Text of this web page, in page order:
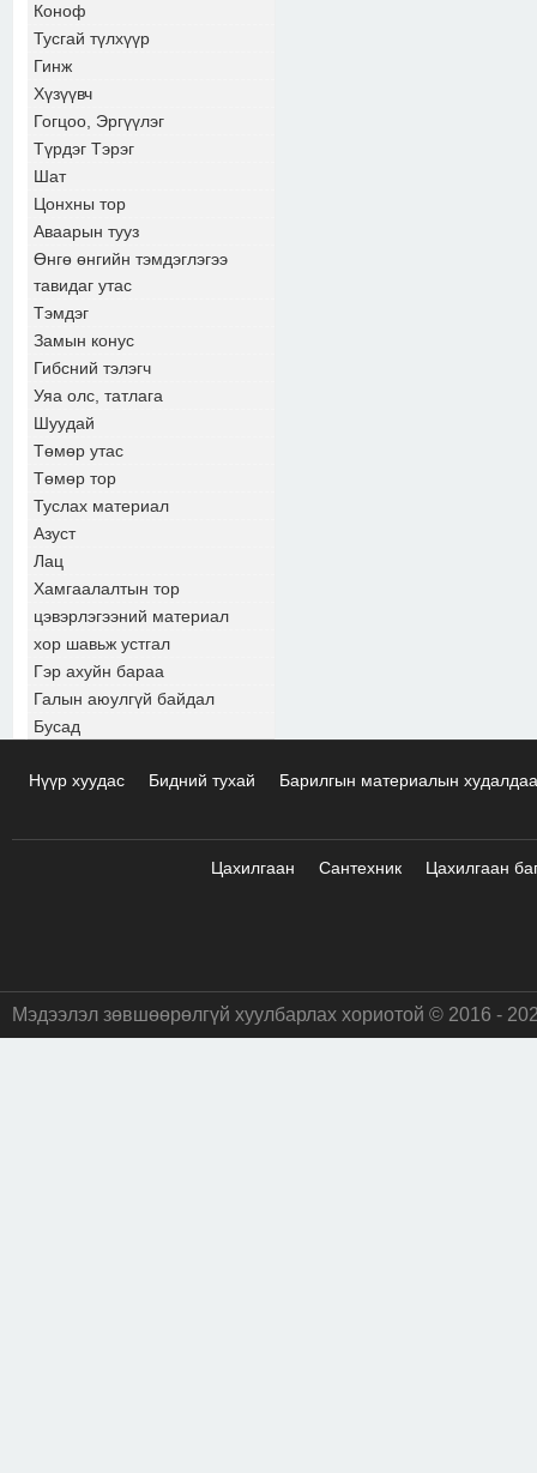
Коноф
Тусгай түлхүүр
Гинж
Хүзүүвч
Гогцоо, Эргүүлэг
Түрдэг Тэрэг
Шат
Цонхны тор
Аваарын тууз
Өнгө өнгийн тэмдэглэгээ
тавидаг утас
Тэмдэг
Замын конус
Гибсний тэлэгч
Уяа олс, татлага
Шуудай
Төмөр утас
Төмөр тор
Туслах материал
Азуст
Лац
Хамгаалалтын тор
цэвэрлэгээний материал
хор шавьж устгал
Гэр ахуйн бараа
Галын аюулгүй байдал
Бусад
Нүүр хуудас Бидний тухай Барилгын материалын
Цахилгаан Сантехник Цахилгаан
Мэдээлэл зөвшөөрөлгүй хуулбарлах хориотой © 2016 -